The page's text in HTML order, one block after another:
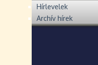
Hírlevelek
Archív hírek